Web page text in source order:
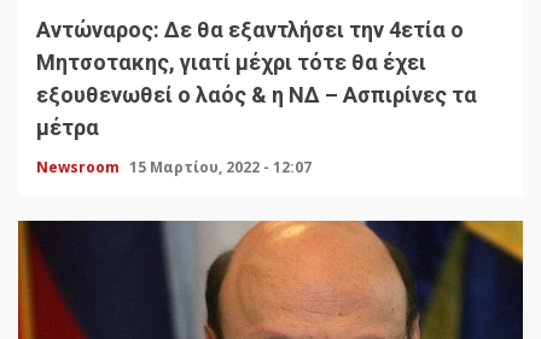
Αντώναρος: Δε θα εξαντλήσει την 4ετία ο
Μητσοτακης, γιατί μέχρι τότε θα έχει
εξουθενωθεί ο λαός & η ΝΔ – Ασπιρίνες τα
μέτρα
Newsroom 15 Μαρτίου, 2022 - 12:07